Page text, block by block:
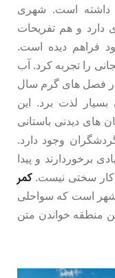
داشته است. شهری
و هم تفریحات
فراهم دیده است.
را تجربه کرد. آب
فصل های گرم سال
لذت برد. این
های دیدنی باستانی
وجود دارد.
برخوردارند و پیدا
کار سختی نیست.کمر
شهر است که سواحلی
منطقه خواندن متن